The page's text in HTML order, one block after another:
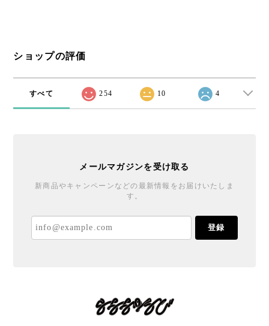
ショップの評価
すべて 254 10 4
メールマガジンを受け取る
新商品やキャンペーンなどの最新情報をお届けいたしま
す。
登録